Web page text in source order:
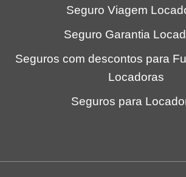
Seguro Viagem
Seguro Garantia
Seguros com descontos para
Locadoras
Seguros para